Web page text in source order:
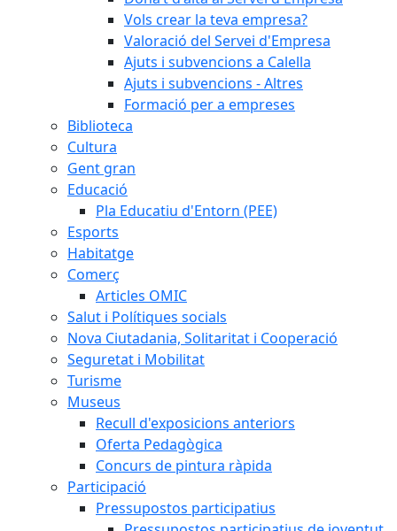
Vols crear la teva empresa?
Valoració del Servei d'Empresa
Ajuts i subvencions a Calella
Ajuts i subvencions - Altres
Formació per a empreses
Biblioteca
Cultura
Gent gran
Educació
Pla Educatiu d'Entorn (PEE)
Esports
Habitatge
Comerç
Articles OMIC
Salut i Polítiques socials
Nova Ciutadania, Solitaritat i Cooperació
Seguretat i Mobilitat
Turisme
Museus
Recull d'exposicions anteriors
Oferta Pedagògica
Concurs de pintura ràpida
Participació
Pressupostos participatius